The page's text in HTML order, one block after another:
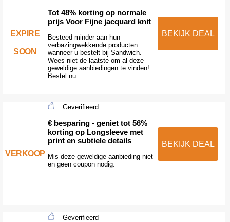
EXPIRE
SOON
Tot 48% korting op normale
prijs Voor Fijne jacquard knit
Besteed minder aan hun
verbazingwekkende producten
wanneer u bestelt bij Sandwich.
Wees niet de laatste om al deze
geweldige aanbiedingen te vinden!
Bestel nu.
BEKIJK DEAL
VERKOOP
Geverifieerd
€ besparing - geniet tot 56%
korting op Longsleeve met
print en subtiele details
Mis deze geweldige aanbieding niet
en geen coupon nodig.
BEKIJK DEAL
Geverifieerd